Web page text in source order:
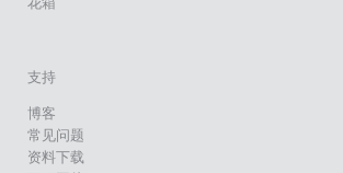
支持
博客
常见问题
资料下载